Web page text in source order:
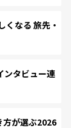
なる 旅先・
ンタビュー連
方が選ぶ2026